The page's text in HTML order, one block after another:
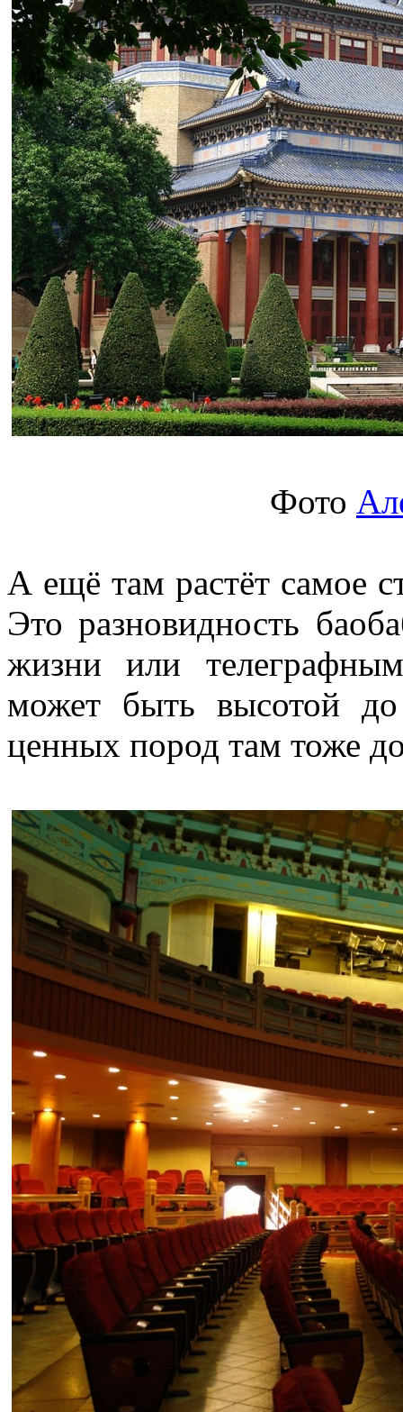
Фото
А ещё там растёт самое
Это разновидность
жизни или
может быть высотой
ценных пород там тоже